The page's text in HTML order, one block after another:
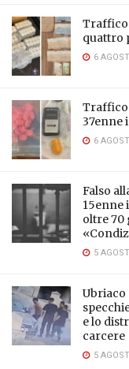
Traffico
quattro
6
Traffico
37enne
6
Falso
15enne
oltre 70
5
Ubriaco
e lo
carcere
5